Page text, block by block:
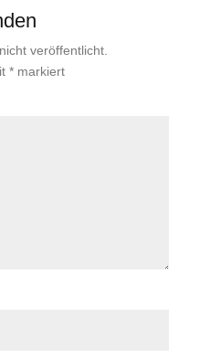
veröffentlicht.
*markiert